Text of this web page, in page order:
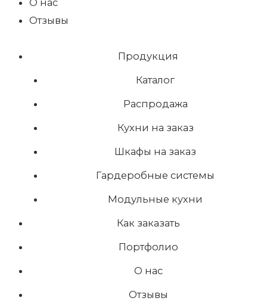
О нас
Отзывы
Продукция
Каталог
Распродажа
Кухни на заказ
Шкафы на заказ
Гардеробные системы
Модульные кухни
Как заказать
Портфолио
О нас
Отзывы